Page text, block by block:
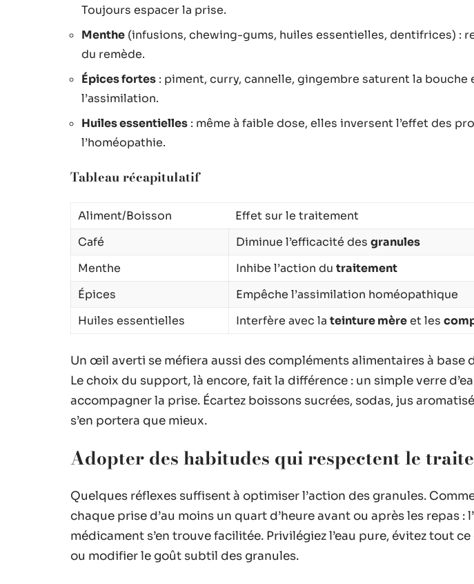
Toujours espacer la prise.
Menthe (infusions, chewing-gums, huiles essentielles, dentifrices) :
du remède.
Épices fortes : piment, curry, cannelle, gingembre saturent la bouche
l’assimilation.
Huiles essentielles : même à faible dose, elles inversent l’effet des
l’homéopathie.
Tableau récapitulatif
Aliment/Boisson
Effet sur le traitement
Café
Diminue l’efficacité des granules
Menthe
Inhibe l’action du traitement
Épices
Empêche l’assimilation homéopathique
Huiles essentielles
Interfère avec la teinture mèreet les
Un œil averti se méfiera aussi des compléments alimentaires à base
Le choix du support, là encore, fait la différence : un simple verre
accompagner la prise. Écartez boissons sucrées, sodas, jus
s’en portera que mieux.
Adopter des habitudes qui respectent le
Quelques réflexes suffisent à optimiser l’action des granules.
chaque prise d’au moins un quart d’heure avant ou après les repas :
médicament s’en trouve facilitée. Privilégiez l’eau pure, évitez tout
ou modifier le goût subtil des granules.